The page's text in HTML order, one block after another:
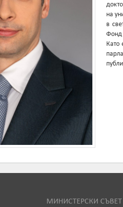
на
в
Фонд
Като
МИНИСТЕРСКИ СЪВЕТ